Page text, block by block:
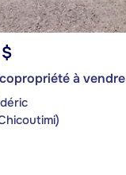
à vendre